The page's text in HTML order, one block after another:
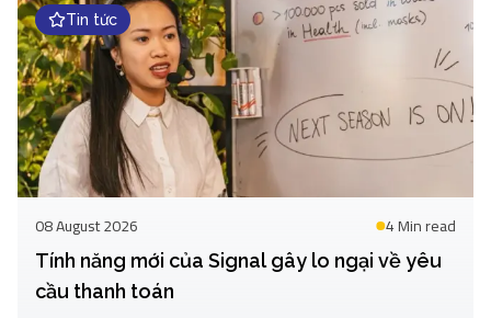
Tin tức
08 August 2026 4 Minread
Tính năng mới của Signal gây lo ngại về yêu
cầu thanh toán